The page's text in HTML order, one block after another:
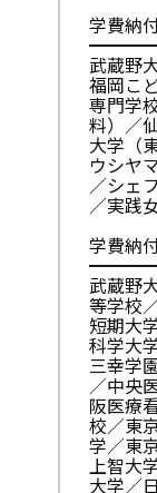
学費納
武蔵野
福岡こ
専門学
料）／
大学（
ウシヤ
／シェ
／実践
学費納
武蔵野
等学校
短期大
科学大
三幸学
／中央
阪医療
校／東
学／東
上智大
大学／